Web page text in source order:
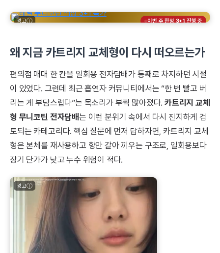
광고 이번 주 한정 3+1 진행 중
왜 지금 카트리지 교체형이 다시 떠오르는가
편의점 매대 한 칸을 일회용 전자담배가 통째로 차지하던 시절
이 있었다. 그런데 최근 흡연자 커뮤니티에서는 “한 번 빨고 버
리는 게 부담스럽다”는 목소리가 부쩍 많아졌다. 카트리지 교체
형 무니코틴 전자담배는 이런 분위기 속에서 다시 진지하게 검
토되는 카테고리다. 핵심 질문에 먼저 답하자면, 카트리지 교체
형은 본체를 재사용하고 향만 갈아 끼우는 구조로, 일회용보다
장기 단가가 낮고 누수 위험이 적다.
광고